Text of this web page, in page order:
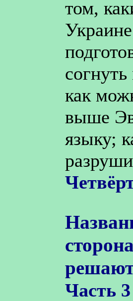
том,
как
выше
языку;
Часть